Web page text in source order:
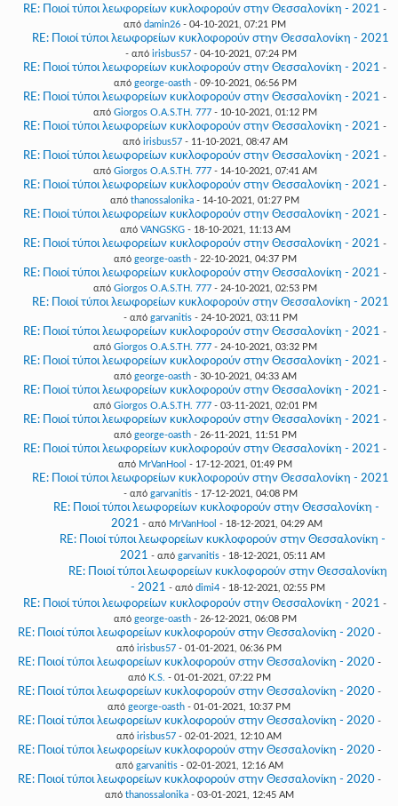
RE: Ποιοί τύποι λεωφορείων κυκλοφορούν στην Θεσσαλονίκη - 2021 -
από damin26 - 04-10-2021, 07:21 PM
RE: Ποιοί τύποι λεωφορείων κυκλοφορούν στην Θεσσαλονίκη - 2021
- από irisbus57- 04-10-2021, 07:24 PM
RE: Ποιοί τύποι λεωφορείων κυκλοφορούν στην Θεσσαλονίκη - 2021 -
από george-oasth- 09-10-2021, 06:56 PM
RE: Ποιοί τύποι λεωφορείων κυκλοφορούν στην Θεσσαλονίκη - 2021 -
από Giorgos O.A.S.TH. 777- 10-10-2021, 01:12 PM
RE: Ποιοί τύποι λεωφορείων κυκλοφορούν στην Θεσσαλονίκη - 2021 -
από irisbus57- 11-10-2021, 08:47 AM
RE: Ποιοί τύποι λεωφορείων κυκλοφορούν στην Θεσσαλονίκη - 2021 -
από Giorgos O.A.S.TH. 777- 14-10-2021, 07:41 AM
RE: Ποιοί τύποι λεωφορείων κυκλοφορούν στην Θεσσαλονίκη - 2021 -
από thanossalonika - 14-10-2021, 01:27 PM
RE: Ποιοί τύποι λεωφορείων κυκλοφορούν στην Θεσσαλονίκη - 2021 -
από VANGSKG- 18-10-2021, 11:13 AM
RE: Ποιοί τύποι λεωφορείων κυκλοφορούν στην Θεσσαλονίκη - 2021 -
από george-oasth- 22-10-2021, 04:37 PM
RE: Ποιοί τύποι λεωφορείων κυκλοφορούν στην Θεσσαλονίκη - 2021 -
από Giorgos O.A.S.TH. 777- 24-10-2021, 02:53 PM
RE: Ποιοί τύποι λεωφορείων κυκλοφορούν στην Θεσσαλονίκη - 2021
- από garvanitis - 24-10-2021, 03:11 PM
RE: Ποιοί τύποι λεωφορείων κυκλοφορούν στην Θεσσαλονίκη - 2021 -
από Giorgos O.A.S.TH. 777- 24-10-2021, 03:32 PM
RE: Ποιοί τύποι λεωφορείων κυκλοφορούν στην Θεσσαλονίκη - 2021 -
από george-oasth- 30-10-2021, 04:33 AM
RE: Ποιοί τύποι λεωφορείων κυκλοφορούν στην Θεσσαλονίκη - 2021 -
από Giorgos O.A.S.TH. 777- 03-11-2021, 02:01 PM
RE: Ποιοί τύποι λεωφορείων κυκλοφορούν στην Θεσσαλονίκη - 2021 -
από george-oasth- 26-11-2021, 11:51 PM
RE: Ποιοί τύποι λεωφορείων κυκλοφορούν στην Θεσσαλονίκη - 2021 -
από MrVanHool - 17-12-2021, 01:49 PM
RE: Ποιοί τύποι λεωφορείων κυκλοφορούν στην Θεσσαλονίκη - 2021
- από garvanitis - 17-12-2021, 04:08 PM
RE: Ποιοί τύποι λεωφορείων κυκλοφορούν στην Θεσσαλονίκη -
2021 - από MrVanHool - 18-12-2021, 04:29 AM
RE: Ποιοί τύποι λεωφορείων κυκλοφορούν στην Θεσσαλονίκη -
2021 - από garvanitis- 18-12-2021, 05:11 AM
RE: Ποιοί τύποι λεωφορείων κυκλοφορούν στην Θεσσαλονίκη
- 2021 - από dimi4 - 18-12-2021, 02:55 PM
RE: Ποιοί τύποι λεωφορείων κυκλοφορούν στην Θεσσαλονίκη - 2021 -
από george-oasth- 26-12-2021, 06:08 PM
RE: Ποιοί τύποι λεωφορείων κυκλοφορούν στην Θεσσαλονίκη - 2020 -
από irisbus57 - 01-01-2021, 06:36 PM
RE: Ποιοί τύποι λεωφορείων κυκλοφορούν στην Θεσσαλονίκη - 2020 -
από K.S. - 01-01-2021, 07:22 PM
RE: Ποιοί τύποι λεωφορείων κυκλοφορούν στην Θεσσαλονίκη - 2020 -
από george-oasth - 01-01-2021, 10:37 PM
RE: Ποιοί τύποι λεωφορείων κυκλοφορούν στην Θεσσαλονίκη - 2020 -
από irisbus57 - 02-01-2021, 12:10 AM
RE: Ποιοί τύποι λεωφορείων κυκλοφορούν στην Θεσσαλονίκη - 2020 -
από garvanitis- 02-01-2021, 12:16 AM
RE: Ποιοί τύποι λεωφορείων κυκλοφορούν στην Θεσσαλονίκη - 2020 -
από thanossalonika- 03-01-2021, 12:45 AM